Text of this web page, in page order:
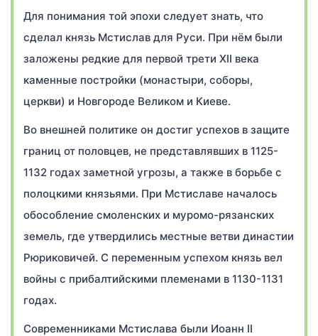
Для понимания той эпохи следует знать, что
сделал князь Мстислав для Руси. При нём были
заложены редкие для первой трети XII века
каменные постройки (монастыри, соборы,
церкви) и Новгороде Великом и Киеве.
Во внешней политике он достиг успехов в защите
границ от половцев, не представлявших в 1125-
1132 годах заметной угрозы, а также в борьбе с
полоцкими князьями. При Мстиславе началось
обособление смоленских и муромо-рязанских
земель, где утвердились местные ветви династии
Рюриковичей. С переменным успехом князь вел
войны с прибалтийскими племенами в 1130-1131
годах.
Современниками Мстислава были Иоанн II